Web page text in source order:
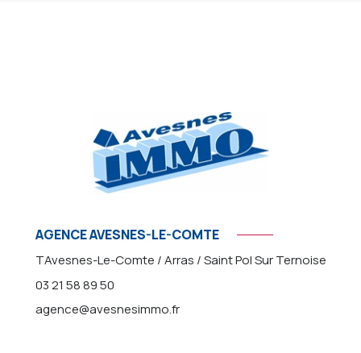
AGENCE AVESNES-LE-COMTE
TAvesnes-Le-Comte / Arras / Saint Pol Sur Ternoise
03 21 58 89 50
agence@avesnesimmo.fr